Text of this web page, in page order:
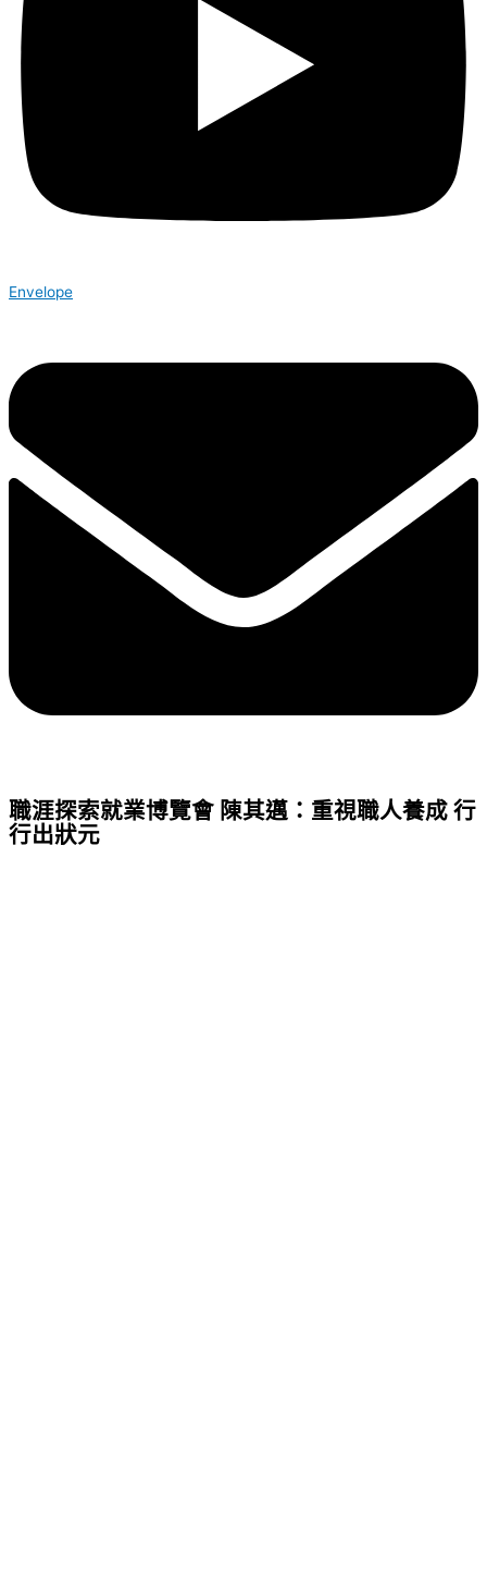
Envelope
職涯探索就業博覽會 陳其邁：重視職人養成 行
行出狀元